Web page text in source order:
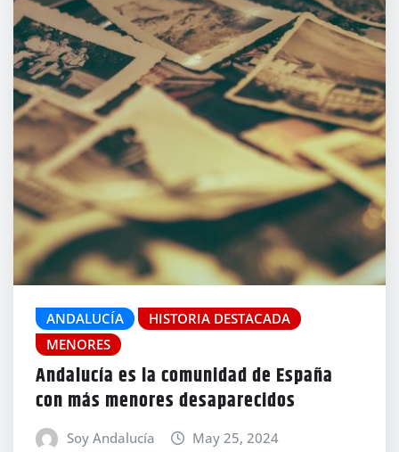
ANDALUCÍA
HISTORIA DESTACADA
MENORES
Andalucía es la comunidad de España
con más menores desaparecidos
Soy Andalucía May 25, 2024